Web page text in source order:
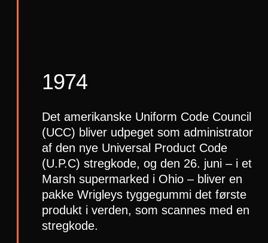
1974
Det amerikanske Uniform Code Council
(UCC) bliver udpeget som administrator
af den nye Universal Product Code
(U.P.C) stregkode, og den 26. juni – i et
Marsh supermarked i Ohio – bliver en
pakke Wrigleys tyggegummi det første
produkt i verden, som scannes med en
stregkode.